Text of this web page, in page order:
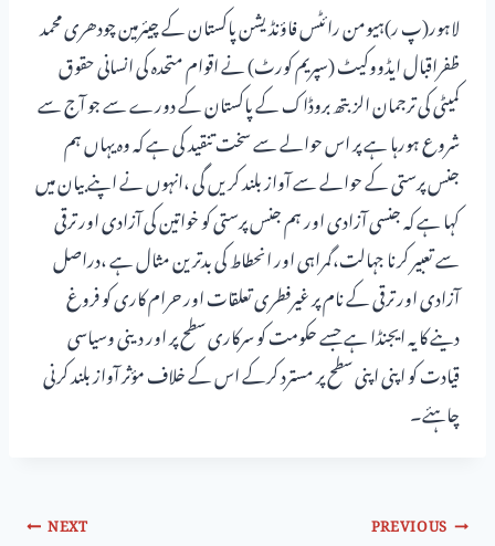
لاہور(پ ر)ہیومن رائٹس فاؤنڈیشن پاکستان کے چیئرمین چودھری محمد
ظفراقبال ایڈووکیٹ (سپریم کورٹ) نے اقوام متحدہ کی انسانی حقوق
کمیٹی کی ترجمان الزبتھ بروڈاک کے پاکستان کے دورے سے جو آج سے
شروع ہورہا ہے پر اس حوالے سے سخت تنقید کی ہے کہ وہ یہاں ہم
جنس پرستی کے حوالے سے آواز بلند کریں گی ،انہوں نے اپنے بیان میں
کہا ہے کہ جنسی آزادی اور ہم جنس پرستی کو خواتین کی آزادی اور ترقی
سے تعبیر کرنا جہالت،گمراہی اور انحطاط کی بدترین مثال ہے ،دراصل
آزادی اور ترقی کے نام پر غیرفطری تعلقات اور حرام کاری کو فروغ
دینے کا یہ ایجنڈا ہے جسے حکومت کو سرکاری سطح پر اور دینی وسیاسی
قیادت کو اپنی اپنی سطح پر مسترد کرکے اس کے خلاف مؤثر آواز بلند کرنی
چاہئے۔
PREVIOUS
NEXT